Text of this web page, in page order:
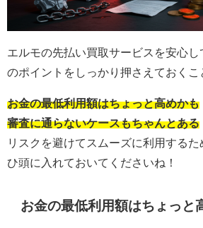
エルモの先払い買取サービスを安心
のポイントをしっかり押さえておくこ
お金の最低利用額はちょっと高めかも
審査に通らないケースもちゃんとある
リスクを避けてスムーズに利用する
ひ頭に入れておいてくださいね！
お金の最低利用額はちょっと